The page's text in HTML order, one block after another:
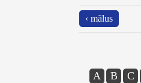
‹ mălus
A B C